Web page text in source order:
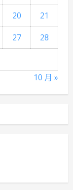
20
21
27
28
10 月 »